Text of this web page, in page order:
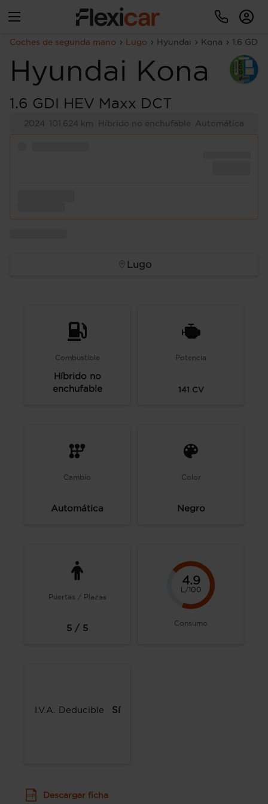
Coches de segunda mano Lugo Hyundai Kona 1.6 GDI
Hyundai Kona
1.6 GDI HEV Maxx DCT
2024 101.624 km Híbrido no enchufable Automática
Lugo
Combustible
Híbrido no
enchufable
Potencia
141 CV
Cambio
Automática
Color
Negro
Puertas / Plazas
5 / 5
4.9
L/100
Consumo
I.V.A. Deducible Sí
Descargar ficha